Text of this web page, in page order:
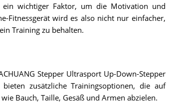
ein wichtiger Faktor, um die Motivation und
Fitnessgerät wird es also nicht nur einfacher,
Training zu behalten.
Stepper Ultrasport Up-Down-Stepper
zusätzliche Trainingsoptionen, die auf
Bauch, Taille, Gesäß und Armen abzielen.